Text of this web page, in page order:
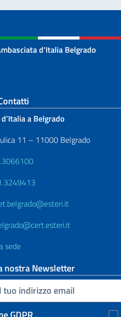
d'Italia Belgrado
footer
a Belgrado
11 – 11000 Belgrado
sede
nostra Newsletter